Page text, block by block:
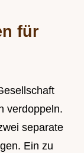
für
verdoppeln.
separate
Ein zu